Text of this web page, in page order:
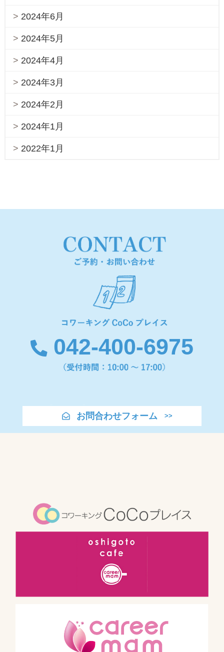
2024年6月
2024年5月
2024年4月
2024年3月
2024年2月
2024年1月
2022年1月
042-400-6975
お問合わせフォーム